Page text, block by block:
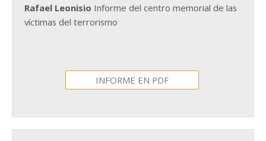
Rafael Leonisio Informe del centro memorial de las
víctimas del terrorismo
INFORME EN PDF